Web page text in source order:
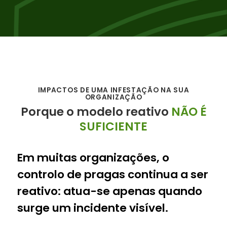
IMPACTOS DE UMA INFESTAÇÃO NA SUA
ORGANIZAÇÃO
Porque o modelo reativo NÃO É
SUFICIENTE
Em muitas organizações, o
controlo de pragas continua a ser
reativo: atua-se apenas quando
surge um incidente visível.